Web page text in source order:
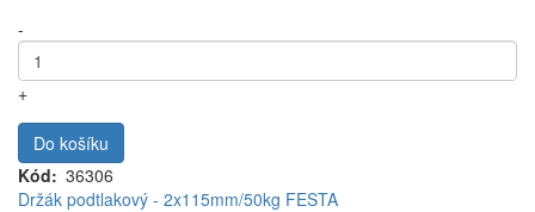
-
+
Do košíku
Kód
36306
Držák podtlakový - 2x115mm/50kg FESTA